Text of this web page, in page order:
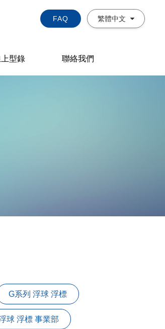
FAQ 繁體中文
型錄 聯絡我們
G系列 浮球 浮標
球 浮標 事業部